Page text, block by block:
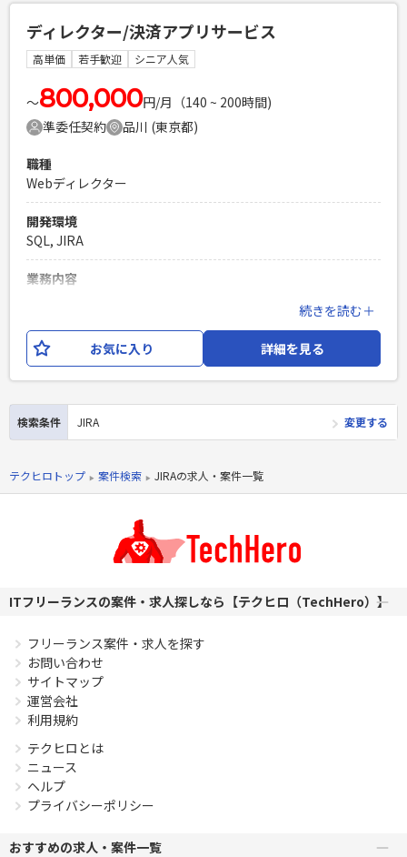
テクヒロトップ 案件検索 JIRAの求人・案件一覧
動できる方
PHPを用いたWebサービスの開発経験4年以上
エンジニア複数人のチームでの開発経験
ディレクター/決済アプリサービス
高単価 若手歓迎 シニア人気
〜800,000円/月（140 ~ 200時間)
準委任契約
品川 (東京都)
職種
Webディレクター
開発環境
SQL, JIRA
業務内容
だきます。 ・ユーザーからのテクニカルな問い合わせ対応 ・
障害発生時の対応 ・エンハンス案件の要件定義及びテスト ・
業務フローの設計
・SQL(select)を使ったログ調査やトラッキング経験 ・ビジネ
ス側やユーザー側など、非エンジニアと円滑にコミュニケー
でない方 ・プロジェクトや改善タスクの管理経験 ・英語に抵
抗がない方(会話や読み書きは必須ではないです)
PHPを用いたWebサービスの開発経験4年以上
Laravelを用いた開発経験1年以上
エンジニア複数人のチームでの開発経験
続きを読む＋
お気に入り 詳細を見る
検索条件 JIRA 変更する
ITフリーランスの案件・求人探しなら【テクヒロ（TechHero）】
フリーランス案件・求人を探す
お問い合わせ
サイトマップ
運営会社
利用規約
テクヒロとは
ニュース
ヘルプ
プライバシーポリシー
おすすめの求人・案件一覧